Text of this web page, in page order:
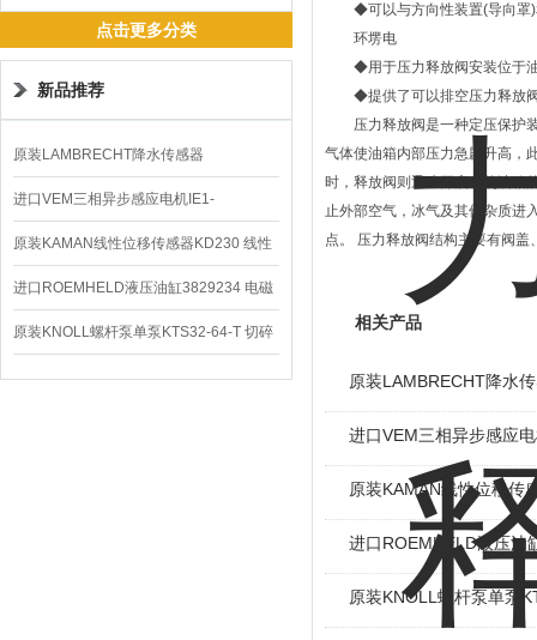
点击更多分类
新品推荐
原装LAMBRECHT降水传感器
00.14575.20气象仪
进口VEM三相异步感应电机IE1-
K21R80G4马达
原装KAMAN线性位移传感器KD230 线性
编码器
进口ROEMHELD液压油缸3829234 电磁
阀定位器
原装KNOLL螺杆泵单泵KTS32-64-T 切碎
排屑机
◆可以与方向性装置(导向罩)
环塄电
◆用于压力释放阀安装位于油
◆提供了可以排空压力释放阀
压力释放阀是一种定压保护装
气体使油箱内部压力急剧升高，
时，释放阀则迅速开启，使油箱
止外部空气，冰气及其他杂质进
点。 压力释放阀结构主要有阀
相关产品
原装LAMBRECHT降水
进口VEM三相异步感应
原装KAMAN线性位移传
进口ROEMHELD液压油
原装KNOLL螺杆泵单泵